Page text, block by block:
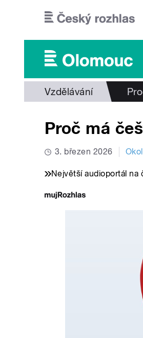
Vzdělávání
Proč má
3. březen 2026
Největší audioportál na